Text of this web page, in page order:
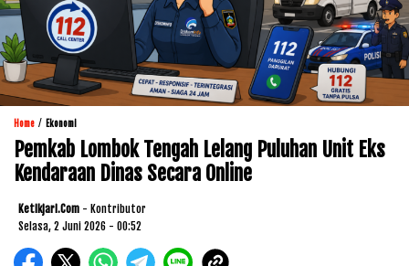
Home / Ekonomi
Pemkab Lombok Tengah Lelang Puluhan Unit Eks
Kendaraan Dinas Secara Online
Ketikjari.com - Kontributor
Selasa, 2 Juni 2026 - 00:52